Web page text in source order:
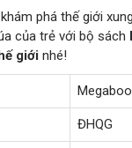
phá thế giới
của trẻ với bộ sách
giới nhé!
ĐHQG